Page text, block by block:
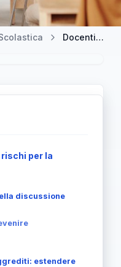
Docenti e dirigenti aggrediti: estendere il Daspo alle scuole
per la
discussione
estendere